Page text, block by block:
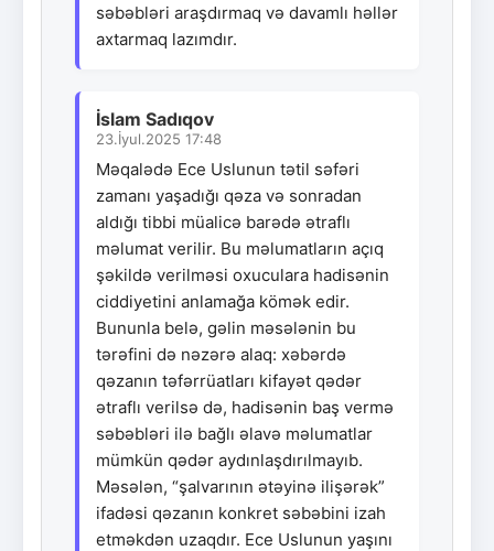
səbəbləri araşdırmaq və davamlı həllər
axtarmaq lazımdır.
İslam Sadıqov
23.İyul.2025 17:48
Məqalədə Ece Uslunun tətil səfəri
zamanı yaşadığı qəza və sonradan
aldığı tibbi müalicə barədə ətraflı
məlumat verilir. Bu məlumatların açıq
şəkildə verilməsi oxuculara hadisənin
ciddiyetini anlamağa kömək edir.
Bununla belə, gəlin məsələnin bu
tərəfini də nəzərə alaq: xəbərdə
qəzanın təfərrüatları kifayət qədər
ətraflı verilsə də, hadisənin baş vermə
səbəbləri ilə bağlı əlavə məlumatlar
mümkün qədər aydınlaşdırılmayıb.
Məsələn, “şalvarının ətəyinə ilişərək”
ifadəsi qəzanın konkret səbəbini izah
etməkdən uzaqdır. Ece Uslunun yaşını